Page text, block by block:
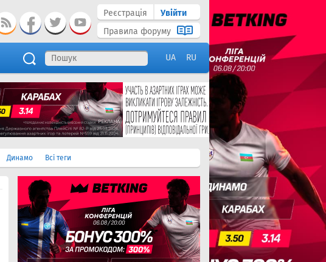
Реєстрація
Увійти
Правила форуму
UA RU
Динамо Всі теги